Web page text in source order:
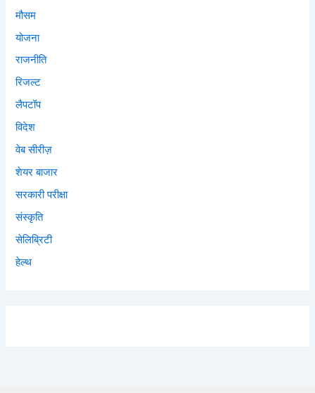
मौसम
योजना
राजनीति
रिजल्ट
लैपटॉप
विदेश
वेब सीरीज़
शेयर बाजार
सरकारी परीक्षा
संस्कृति
सेलिब्रिटी
हेल्थ